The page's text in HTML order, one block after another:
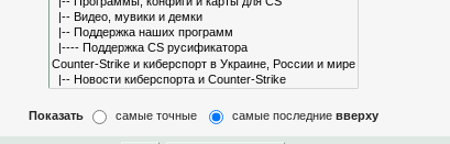
Показать самые точные самые последние вверху